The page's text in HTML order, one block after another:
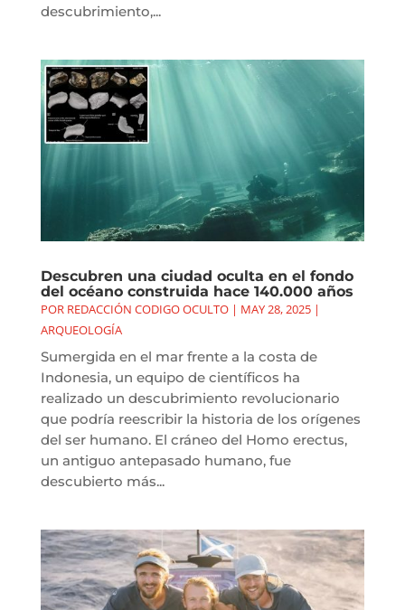
descubrimiento,...
Descubren una ciudad oculta en el fondo
del océano construida hace 140.000 años
POR REDACCIÓN CODIGO OCULTO| MAY 28, 2025|
ARQUEOLOGÍA
Sumergida en el mar frente a la costa de
Indonesia, un equipo de científicos ha
realizado un descubrimiento revolucionario
que podría reescribir la historia de los orígenes
del ser humano. El cráneo del Homo erectus,
un antiguo antepasado humano, fue
descubierto más...